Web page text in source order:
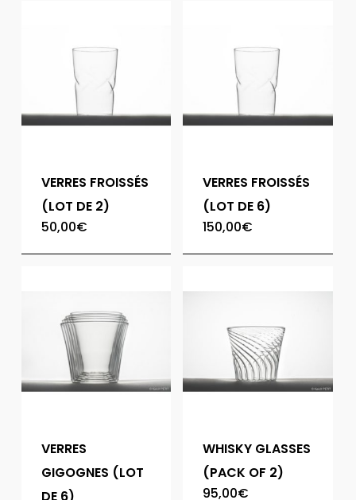
VERRES FROISSÉS
(LOT DE 2)
50,00€
VERRES FROISSÉS
(LOT DE 6)
150,00€
VERRES
GIGOGNES (LOT
DE 6)
WHISKY GLASSES
(PACK OF 2)
95,00€